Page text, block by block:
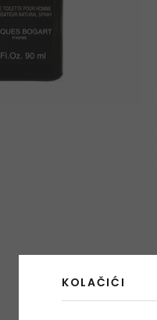
KOLAČIĆI